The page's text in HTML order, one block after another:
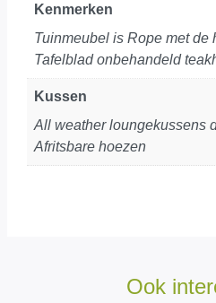
Kenmerken
Tuinmeubel is Rope met de
Tafelblad onbehandeld
Kussen
All weather loungekussens
Afritsbare hoezen
Ook